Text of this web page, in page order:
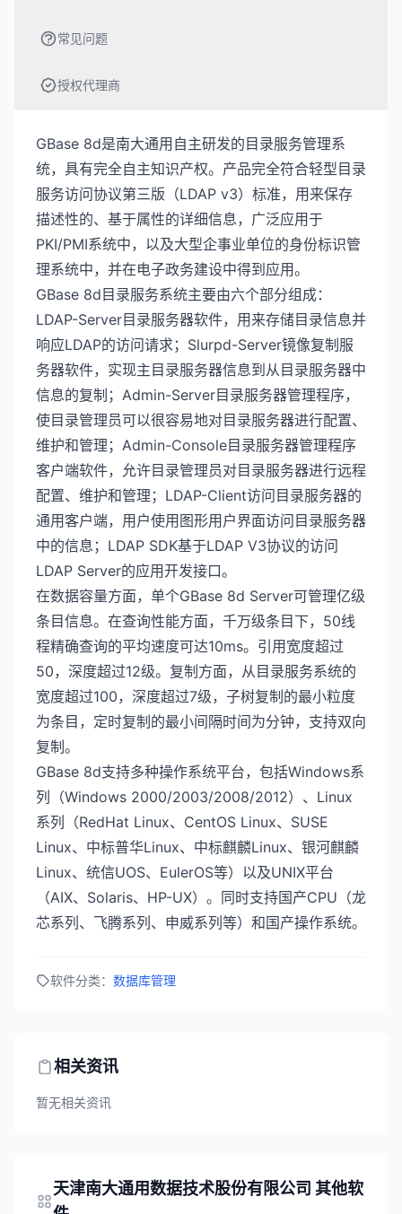
常见问题
授权代理商
GBase 8d是南大通用自主研发的目录服务管理系
统，具有完全自主知识产权。产品完全符合轻型目录
服务访问协议第三版（LDAP v3）标准，用来保存
描述性的、基于属性的详细信息，广泛应用于
PKI/PMI系统中，以及大型企事业单位的身份标识管
理系统中，并在电子政务建设中得到应用。
GBase 8d目录服务系统主要由六个部分组成：
LDAP-Server目录服务器软件，用来存储目录信息并
响应LDAP的访问请求；Slurpd-Server镜像复制服
务器软件，实现主目录服务器信息到从目录服务器中
信息的复制；Admin-Server目录服务器管理程序，
使目录管理员可以很容易地对目录服务器进行配置、
维护和管理；Admin-Console目录服务器管理程序
客户端软件，允许目录管理员对目录服务器进行远程
配置、维护和管理；LDAP-Client访问目录服务器的
通用客户端，用户使用图形用户界面访问目录服务器
中的信息；LDAP SDK基于LDAP V3协议的访问
LDAP Server的应用开发接口。
在数据容量方面，单个GBase 8d Server可管理亿级
条目信息。在查询性能方面，千万级条目下，50线
程精确查询的平均速度可达10ms。引用宽度超过
50，深度超过12级。复制方面，从目录服务系统的
宽度超过100，深度超过7级，子树复制的最小粒度
为条目，定时复制的最小间隔时间为分钟，支持双向
复制。
GBase 8d支持多种操作系统平台，包括Windows系
列（Windows 2000/2003/2008/2012）、Linux
系列（RedHat Linux、CentOS Linux、SUSE
Linux、中标普华Linux、中标麒麟Linux、银河麒麟
Linux、统信UOS、EulerOS等）以及UNIX平台
（AIX、Solaris、HP-UX）。同时支持国产CPU（龙
芯系列、飞腾系列、申威系列等）和国产操作系统。
软件分类： 数据库管理
相关资讯
暂无相关资讯
天津南大通用数据技术股份有限公司 其他软